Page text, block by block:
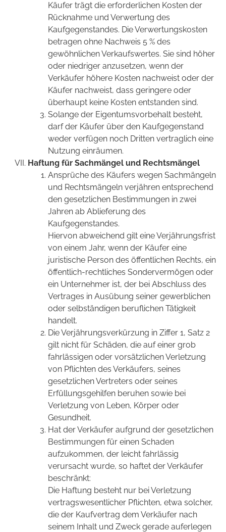
Käufer trägt die erforderlichen Kosten der
Rücknahme und Verwertung des
Kaufgegenstandes. Die Verwertungskosten
betragen ohne Nachweis 5 % des
gewöhnlichen Verkaufswertes. Sie sind höher
oder niedriger anzusetzen, wenn der
Verkäufer höhere Kosten nachweist oder der
Käufer nachweist, dass geringere oder
überhaupt keine Kosten entstanden sind.
Solange der Eigentumsvorbehalt besteht,
darf der Käufer über den Kaufgegenstand
weder verfügen noch Dritten vertraglich eine
Nutzung einräumen.
Haftung für Sachmängel und Rechtsmängel
Ansprüche des Käufers wegen Sachmängeln
und Rechtsmängeln verjähren entsprechend
den gesetzlichen Bestimmungen in zwei
Jahren ab Ablieferung des
Kaufgegenstandes.
Hiervon abweichend gilt eine Verjährungsfrist
von einem Jahr, wenn der Käufer eine
juristische Person des öffentlichen Rechts, ein
öffentlich-rechtliches Sondervermögen oder
ein Unternehmer ist, der bei Abschluss des
Vertrages in Ausübung seiner gewerblichen
oder selbständigen beruflichen Tätigkeit
handelt.
Die Verjährungsverkürzung in Ziffer 1, Satz 2
gilt nicht für Schäden, die auf einer grob
fahrlässigen oder vorsätzlichen Verletzung
von Pflichten des Verkäufers, seines
gesetzlichen Vertreters oder seines
Erfüllungsgehilfen beruhen sowie bei
Verletzung von Leben, Körper oder
Gesundheit.
Hat der Verkäufer aufgrund der gesetzlichen
Bestimmungen für einen Schaden
aufzukommen, der leicht fahrlässig
verursacht wurde, so haftet der Verkäufer
beschränkt:
Die Haftung besteht nur bei Verletzung
vertragswesentlicher Pflichten, etwa solcher,
die der Kaufvertrag dem Verkäufer nach
seinem Inhalt und Zweck gerade auferlegen